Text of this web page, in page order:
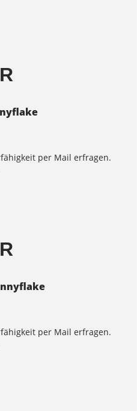
per Mail erfragen.
per Mail erfragen.